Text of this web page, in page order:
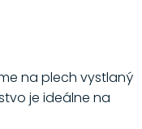
na plech vystlaný
je ideálne na